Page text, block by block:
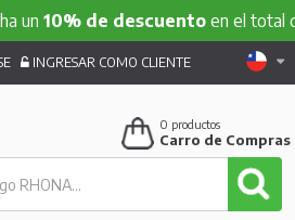
de descuentoen el total de tu
INGRESAR COMO CLIENTE
0 productos
Carro de Compras